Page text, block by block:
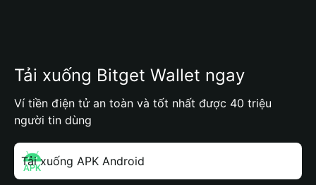
Tải xuống Bitget Wallet ngay
Ví tiền điện tử an toàn và tốt nhất được 40 triệu
người tin dùng
Tải xuống APK Android